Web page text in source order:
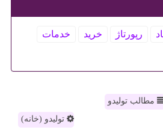
رپورتاژ خرید
خدمات
مطالب تولیدو
تولیدو (خانه)